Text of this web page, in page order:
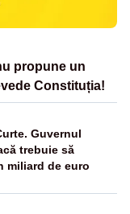
propune un
Constituția!
Guvernul
trebuie să
miliard de euro